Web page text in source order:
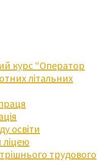
курс “Оператор
літальних
освіти
трудового